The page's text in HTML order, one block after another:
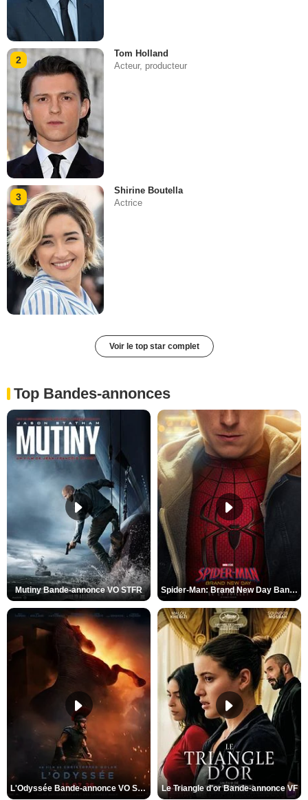
2
Tom Holland
Acteur, producteur
3
Shirine Boutella
Actrice
Voir le top star complet
Top Bandes-annonces
Mutiny Bande-annonce VO STFR Spider-Man: Brand New Day Bande-annonce VO STFR
L'Odyssée Bande-annonce VO STFR Le Triangle d'or Bande-annonce VF